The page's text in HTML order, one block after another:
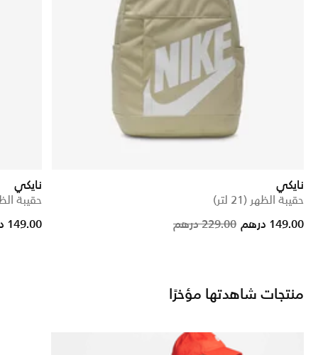
نايكي
حقيبة الظهر (21 لتر)
Price
229.00 درهم to
149.00 درهم
نايكي
حقيبة الظهر
reduced from
to
149.00 درهم
منتجات شاهدتها مؤخرًا